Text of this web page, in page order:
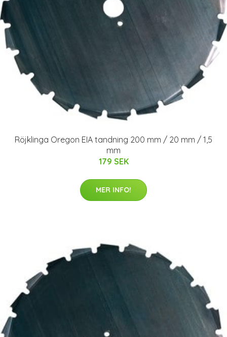
Röjklinga Oregon EIA tandning 200 mm / 20 mm / 1,5
mm
179 SEK
MER INFO!